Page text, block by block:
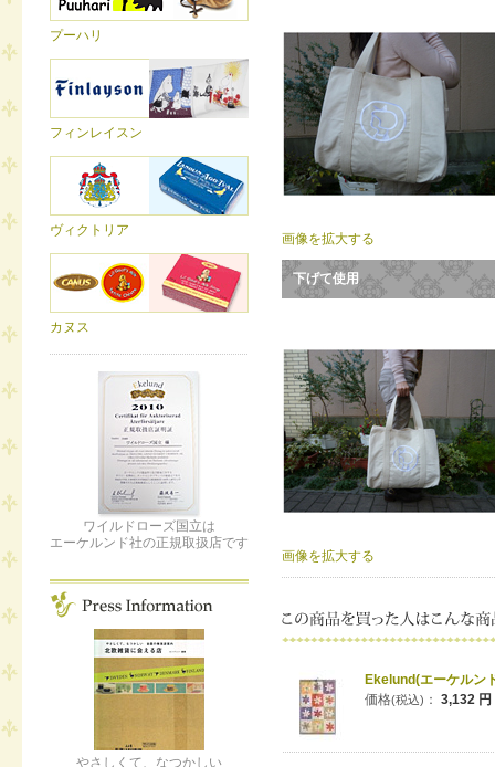
プーハリ
フィンレイスン
ヴィクトリア
カヌス
ワイルドローズ国立は
エーケルンド社の正規取扱店です
やさしくて、なつかしい
画像を拡大する
下げて使用
画像を拡大する
Ekelund(エーケルン
価格(税込) ： 3,132 円